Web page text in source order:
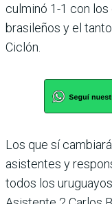
culminó 1-1 con
brasileños y el
Ciclón.
Los que sí
asistentes y
todos los